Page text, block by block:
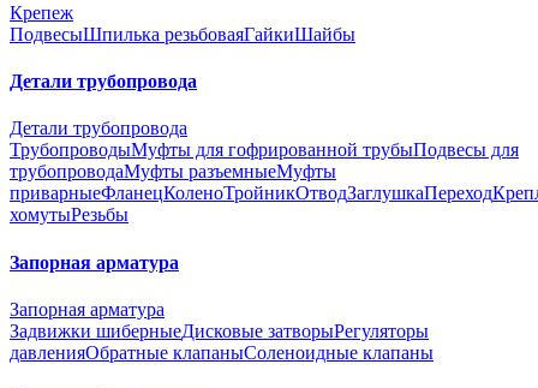
Крепеж
ПодвесыШпилька резьбоваяГайкиШайбы
Детали трубопровода
Детали трубопровода
ТрубопроводыМуфты для гофрированной трубыПодвесы для
трубопроводаМуфты разъемныеМуфты
приварныеФланецКоленоТройникОтводЗаглушкаПереход
хомутыРезьбы
Запорная арматура
Запорная арматура
Задвижки шиберныеДисковые затворыРегуляторы
давленияОбратные клапаныСоленоидные клапаны